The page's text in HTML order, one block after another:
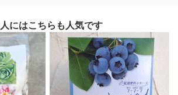
にはこちらも人気です